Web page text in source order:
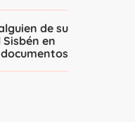
de su
en